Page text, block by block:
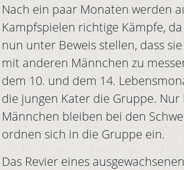
Nach ein paar Monaten werden
Kampfspielen richtige Kämpfe,
nun unter Beweis stellen, dass
mit anderen Männchen zu
dem 10. und dem 14.
die jungen Kater die Gruppe.
Männchen bleiben bei den
ordnen sich in die Gruppe ein.
Das Revier eines